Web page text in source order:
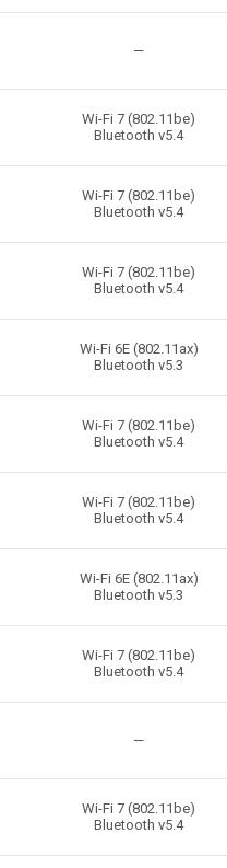
—
Wi-Fi 7 (802.11be)
Bluetooth v5.4
Wi-Fi 7 (802.11be)
Bluetooth v5.4
Wi-Fi 7 (802.11be)
Bluetooth v5.4
Wi-Fi 6E (802.11ax)
Bluetooth v5.3
Wi-Fi 7 (802.11be)
Bluetooth v5.4
Wi-Fi 7 (802.11be)
Bluetooth v5.4
Wi-Fi 6E (802.11ax)
Bluetooth v5.3
Wi-Fi 7 (802.11be)
Bluetooth v5.4
—
Wi-Fi 7 (802.11be)
Bluetooth v5.4